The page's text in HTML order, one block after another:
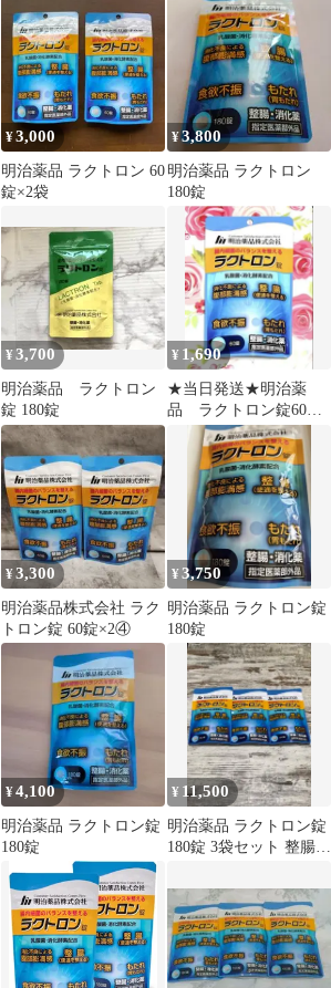
¥3,000
明治薬品 ラクトロン 60
錠×2袋
¥3,800
明治薬品 ラクトロン
180錠
¥3,700
明治薬品 ラクトロン
錠 180錠
¥ 1,690
★当日発送★明治薬
品 ラクトロン錠60
錠 使用期限2028.10
¥3,300
明治薬品株式会社 ラク
トロン錠 60錠×2④
¥3,750
明治薬品 ラクトロン錠
180錠
¥4,100
明治薬品 ラクトロン錠
180錠
¥ 11,500
明治薬品 ラクトロン錠
180錠 3袋セット 整腸・